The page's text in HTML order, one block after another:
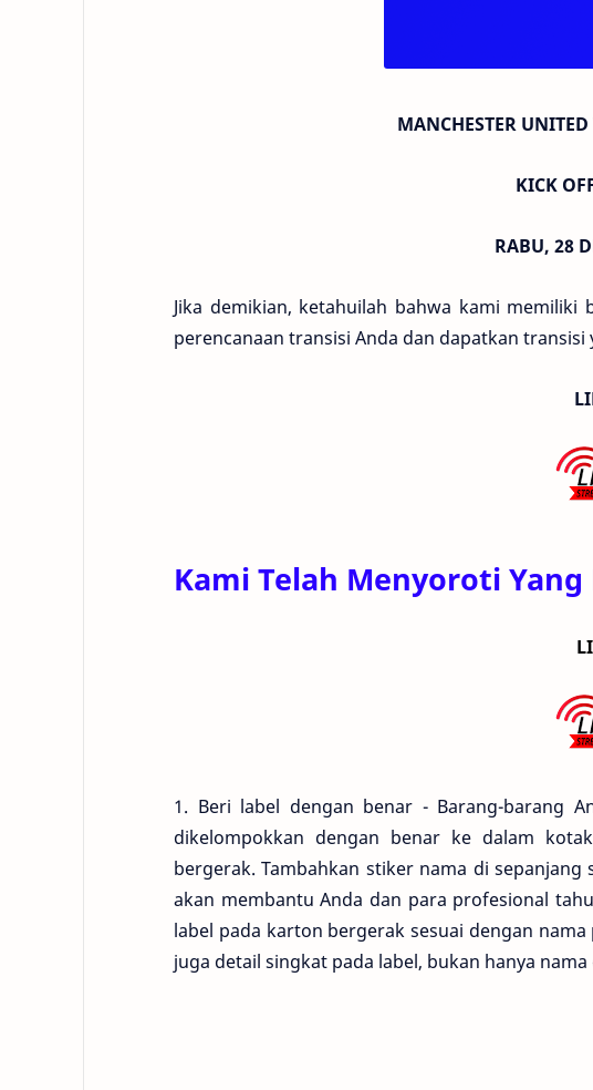
MANCHESTER
KICK
RABU, 28
Jika demikian, ketahuilah bahwa kami
perencanaan transisi Anda dan dapatkan transisi
Kami Telah Menyoroti
1. Beri label dengan benar - Barang-barang
dikelompokkan dengan benar ke dalam
bergerak. Tambahkan stiker nama di
akan membantu Anda dan para profesional
label pada karton bergerak sesuai dengan
juga detail singkat pada label, bukan hanya